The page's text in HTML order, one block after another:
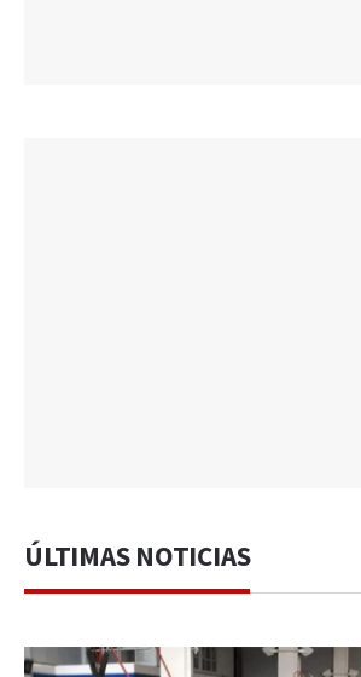
ÚLTIMAS NOTICIAS